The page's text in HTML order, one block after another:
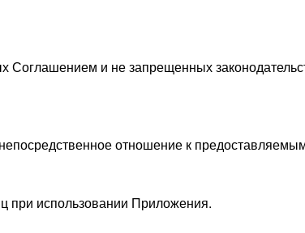
Соглашением и не запрещенных
отношение к
при использовании Приложения.